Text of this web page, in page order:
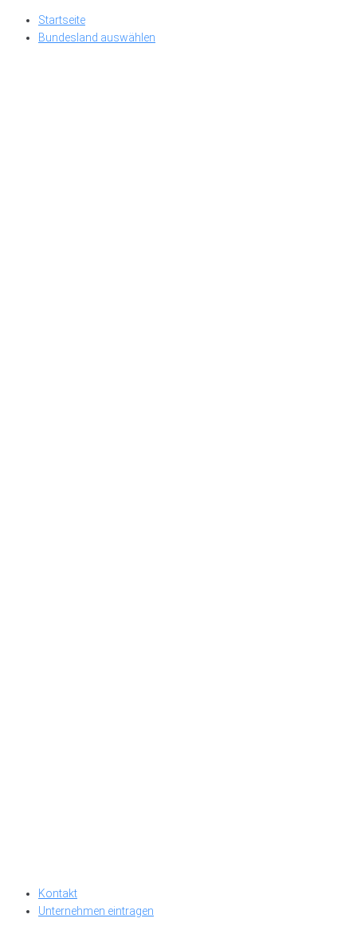
Skip
Startseite
Bundesland auswählen
Kontakt
Unternehmen eintragen